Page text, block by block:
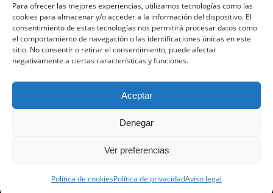
Para ofrecer las mejores experiencias, utilizamos tecnologías como las
cookies para almacenar y/o acceder a la información del dispositivo. El
consentimiento de estas tecnologías nos permitirá procesar datos como
el comportamiento de navegación o las identificaciones únicas en este
sitio. No consentir o retirar el consentimiento, puede afectar
negativamente a ciertas características y funciones.
Aceptar
Denegar
Ver preferencias
Política de cookiesPolítica de privacidadAviso legal
CONTACTO
638 599 516